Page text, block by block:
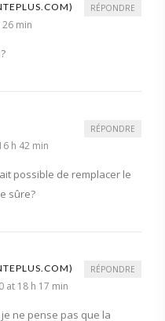
min
RÉPONDRE
h 42 min
possible de remplacer le
sûre?
RÉPONDRE
at 18 h 17 min
ne pense pas que la
RÉPONDRE